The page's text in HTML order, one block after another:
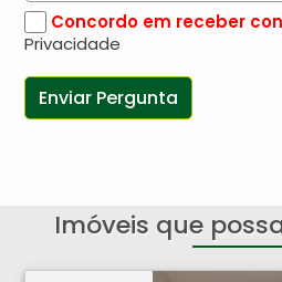
Concordo em receber
Privacidade
Imóveis que